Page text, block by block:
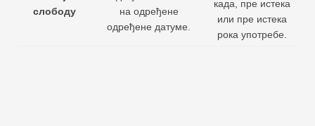
слободу
на одређене
одређене датуме.
када, пре истека
или пре истека
рока употребе.